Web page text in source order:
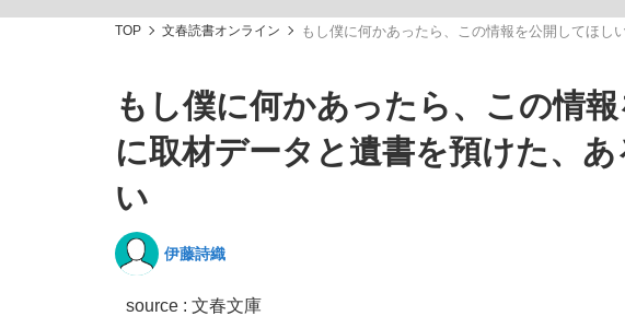
「敗因分析は一切聞かれなかった」侍ジャパン選手が証言した
キングの誕生を、目撃せよ。
TOP 文春読書オンライン もし僕に何かあったら、この情報を公開してほ
もし僕に何かあったら、この情
に取材データと遺書を預けた、
い
伊藤詩織
source : 文春文庫